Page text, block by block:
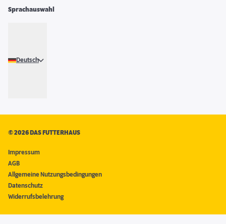
Sprachauswahl
Deutsch
©2026 DAS FUTTERHAUS
Impressum
AGB
Allgemeine Nutzungsbedingungen
Datenschutz
Widerrufsbelehrung